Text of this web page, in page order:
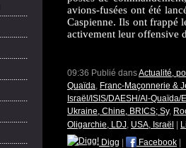
avions-fusées ont été
Caspienne. Ils ont frappé
activement leur offensive
09:36 Publié dansActualité,
Quaïda, Franc-Maçonnerie &
Israël/ISIS/DAESH/Al-Quaïda/
Ukraine, Chine, BRICS; Sy,
Oligarchie, LDJ, USA, Israël
Digg
Facebook